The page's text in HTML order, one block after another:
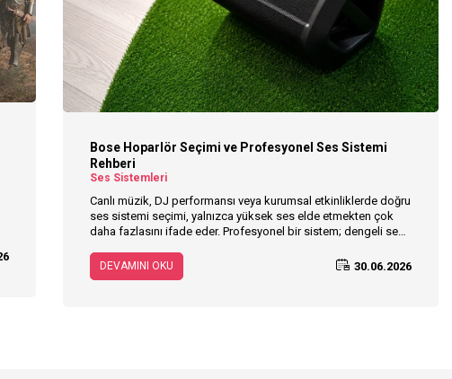
Bose Hoparlör Seçimi ve Profesyonel Ses Sistemi
Rehberi
Ses Sistemleri
Canlı müzik, DJ performansı veya kurumsal etkinliklerde doğru
ses sistemi seçimi, yalnızca yüksek ses elde etmekten çok
daha fazlasını ifade eder. Profesyonel bir sistem; dengeli ses
kolay kurulum ve taşınabilirlik gibi kriterlerle dinleyici
deneyimini doğrudan etkiler. Bu rehberde profesyonel ses
DEVAMINI OKU 30.06.2026